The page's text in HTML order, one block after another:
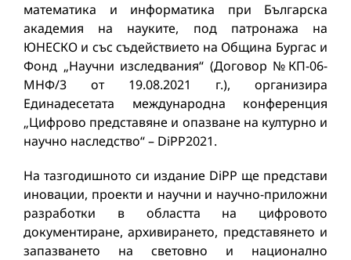
математика и информатика при Българска
академия на науките, под патронажа на
ЮНЕСКО и със съдействието на Община Бургас и
Фонд „Научни изследвания“ (Договор №КП-06-
МНФ/3 от 19.08.2021 г.), организира
Единадесетата международна конференция
„Цифрово представяне и опазване на културно и
научно наследство“ – DiPP2021.
На тазгодишното си издание DiPP ще представи
иновации, проекти и научни и научно-приложни
разработки в областта на цифровото
документиране, архивирането, представянето и
запазването на световно и национално